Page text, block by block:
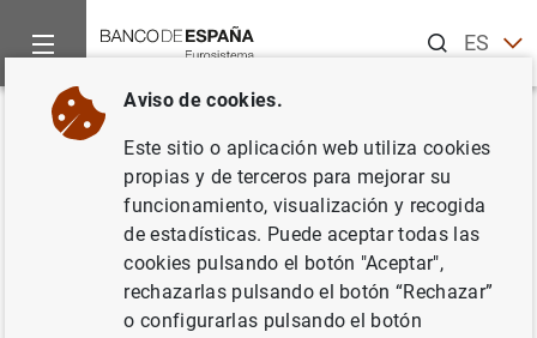
ESEN
Inicio Noticias y eventos
Volver
Margarita Delgado.Bretton
Woods @80 and Austria’s IMF
Membership @75
Aviso de cookies.
Este sitio o aplicación web utiliza cookies
propias y de terceros para mejorar su
funcionamiento, visualización y recogida
de estadísticas. Puede aceptar todas las
cookies pulsando el botón "Aceptar",
rechazarlas pulsando el botón “Rechazar”
o configurarlas pulsando el botón